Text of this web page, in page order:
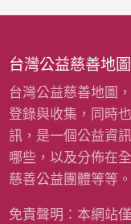
台灣公益慈善地圖
台灣公益慈善地圖
登錄與收集，同時
訊，是一個公益資
哪些，以及分佈在
慈善公益團體等等。
免責聲明：本網站